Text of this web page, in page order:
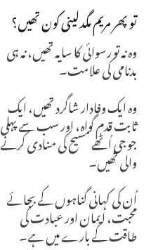
تو پھر مریم مگدلینی کون تھیں؟
وہ نہ تو رسوائی کا سایہ تھیں، نہ ہی
بدنامی کی علامت۔
وہ ایک وفادار شاگرد تھیں، ایک
ثابت قدم گواہ، اور سب سے پہلی
جو جی اُٹھے مسیح کی منادی کرنے
والی تھیں۔
اُن کی کہانی گناہوں کے بجائے
محبت، ایمان اور عبادت کی
طاقت کے بارے میں ہے۔